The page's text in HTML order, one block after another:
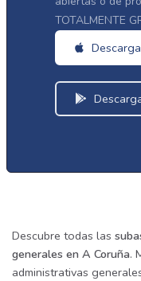
TOTALMENTE
Descubre todas las
generales en A Coruña.
administrativas